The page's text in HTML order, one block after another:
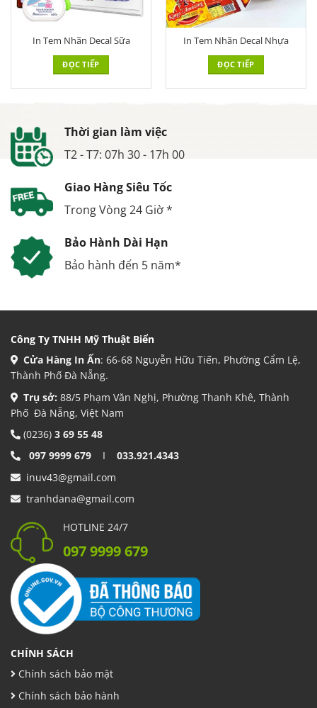
In Tem Nhãn Decal Sữa
ĐỌC TIẾP
In Tem Nhãn Decal Nhựa
ĐỌC TIẾP
Thời gian làm việc
T2 - T7: 07h 30 - 17h 00
Giao Hàng Siêu Tốc
Trong Vòng 24 Giờ *
Bảo Hành Dài Hạn
Bảo hành đến 5 năm*
Công Ty TNHH Mỹ Thuật Biển
Cửa Hàng In Ấn: 66-68 Nguyễn Hữu Tiến, Phường Cẩm Lệ,
Thành Phố Đà Nẵng.
Trụ sở: 88/5 Phạm Văn Nghị, Phường Thanh Khê, Thành
Phố Đà Nẵng, Việt Nam
(0236) 3 69 55 48
097 9999 679 I 033.921.4343
inuv43@gmail.com
tranhdana@gmail.com
HOTLINE 24/7
097 9999 679
CHÍNH SÁCH
Chính sách bảo mật
Chính sách bảo hành